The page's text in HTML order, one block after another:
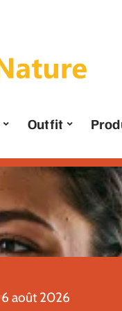
Outfit
6 août 2026